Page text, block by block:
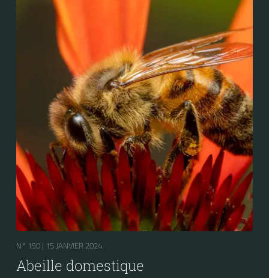
N° 150 | 15 JANVIER 2024
Abeille domestique